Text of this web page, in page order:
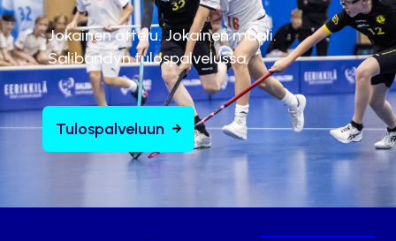
Jokainen ottelu. Jokainen maali.
Salibandyn tulospalvelussa.
Tulospalveluun